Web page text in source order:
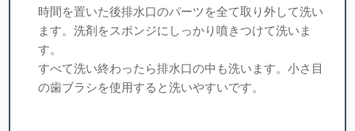
時間を置いた後排水口のパーツを全て取り外して洗い
ます。洗剤をスポンジにしっかり噴きつけて洗いま
す。
すべて洗い終わったら排水口の中も洗います。小さ目
の歯ブラシを使用すると洗いやすいです。